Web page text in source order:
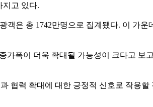
지고 있다.
은 총 1742만명으로 집계됐다. 이 가
폭이 더욱 확대될 가능성이 크다고
협력 확대에 대한 긍정적 신호로 작용